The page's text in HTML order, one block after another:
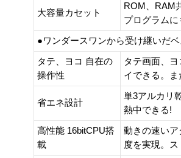
大容量カセット
ROM、RAM
プログラム
●ワンダースワンから受け継いだ
タテ、ヨコ 自在の
操作性
タテ画面、
イできる。
省エネ設計
単3アルカリ
熱中できる!
高性能 16bitCPU搭
載
動きの速い
度を実現。ス